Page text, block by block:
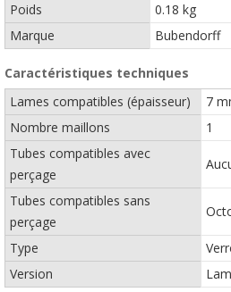
Poids
0.18 kg
Marque
Bubendorff
Caractéristiques techniques
Lames compatibles (épaisseur)
7
Nombre maillons
1
Tubes compatibles avec
perçage
Tubes compatibles sans
perçage
Type
Version